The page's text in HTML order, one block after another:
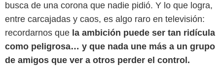
busca de una corona que nadie pidió. Y lo que logra,
entre carcajadas y caos, es algo raro en televisión:
recordarnos que la ambición puede ser tan ridícula
como peligrosa… y que nada une más a un grupo
de amigos que ver a otros perder el control.